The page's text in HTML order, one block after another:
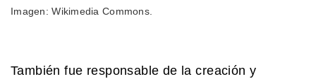
Imagen: Wikimedia Commons.
También fue responsable de la creación y